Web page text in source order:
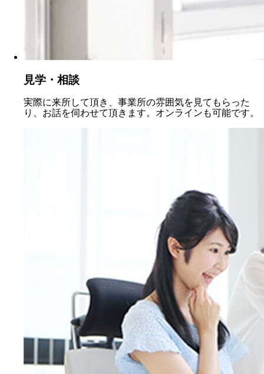
見学・相談
実際に来所して頂き、事業所の雰囲気を見てもらった
り、お話を伺わせて頂きます。オンラインも可能です。